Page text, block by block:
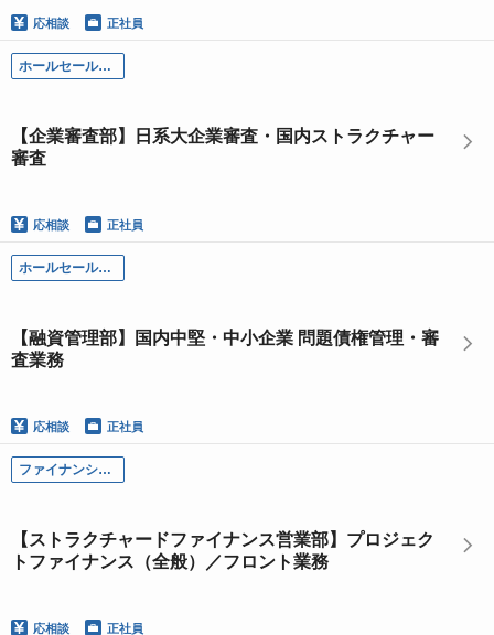
応相談 正社員
ホールセール部門
【企業審査部】日系大企業審査・国内ストラクチャー
審査
応相談 正社員
ホールセール部門
【融資管理部】国内中堅・中小企業 問題債権管理・審
査業務
応相談 正社員
ファイナンシャル・ソリューション本部
【ストラクチャードファイナンス営業部】プロジェク
トファイナンス（全般）／フロント業務
応相談 正社員